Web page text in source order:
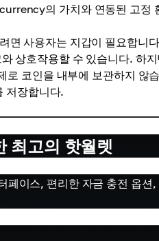
의 가치와 연동된 고정
면 사용자는 지갑이 필요합니
상호작용할 수 있습니다. 하
로 코인을 내부에 보관하지 않
저장합니다.
최고의 핫월렛
페이스, 편리한 자금 충전 옵